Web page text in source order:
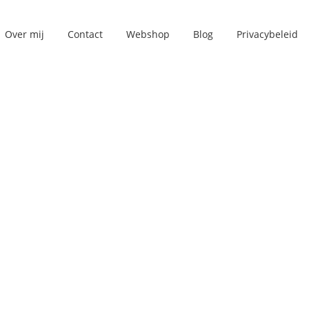
Over mij Contact Webshop Blog Privacybeleid